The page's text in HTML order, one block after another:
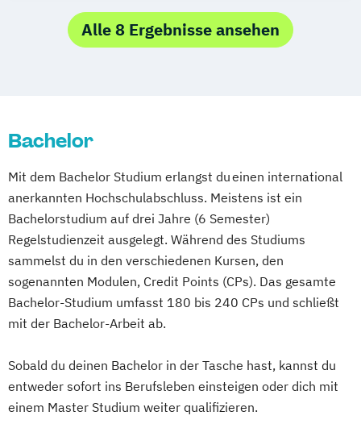
Alle 8 Ergebnisse ansehen
Bachelor
Mit dem Bachelor Studium erlangst du einen international
anerkannten Hochschulabschluss. Meistens ist ein
Bachelorstudium auf drei Jahre (6 Semester)
Regelstudienzeit ausgelegt. Während des Studiums
sammelst du in den verschiedenen Kursen, den
sogenannten Modulen, Credit Points (CPs). Das gesamte
Bachelor-Studium umfasst 180 bis 240 CPs und schließt
mit der Bachelor-Arbeit ab.
Sobald du deinen Bachelor in der Tasche hast, kannst du
entweder sofort ins Berufsleben einsteigen oder dich mit
einem Master Studium weiter qualifizieren.